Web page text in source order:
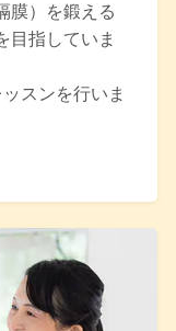
膜）を鍛える
目指していま
スンを行いま